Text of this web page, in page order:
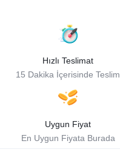
Hızlı Teslimat
15 Dakika İçerisinde Teslim
Uygun Fiyat
En Uygun Fiyata Burada